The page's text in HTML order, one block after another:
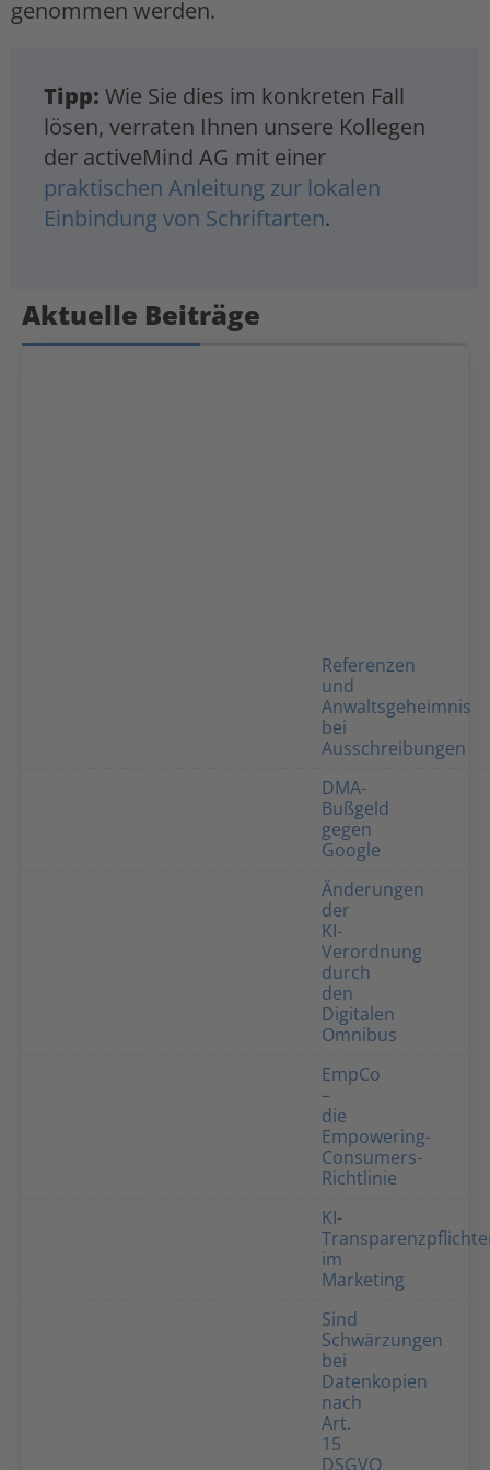
genommen werden.
Tipp: Wie Sie dies im konkreten Fall
lösen, verraten Ihnen unsere Kollegen
der activeMind AG mit einer
praktischen Anleitung zur lokalen
Einbindung von Schriftarten.
Aktuelle Beiträge
Referenzen
und
Anwaltsgeheimnis
bei
Ausschreibungen
DMA-
Bußgeld
gegen
Google
Änderungen
der
KI-
Verordnung
durch
den
Digitalen
Omnibus
EmpCo
–
die
Empowering-
Consumers-
Richtlinie
KI-
im
Marketing
Sind
Schwärzungen
bei
Datenkopien
nach
Art.
15
DSGVO